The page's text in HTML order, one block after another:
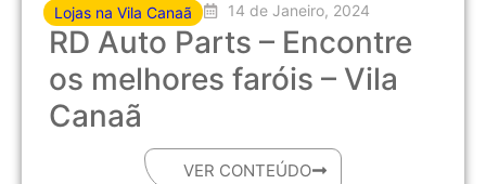
Lojas na Vila Canaã 14 de Janeiro, 2024
RD Auto Parts – Encontre
os melhores faróis – Vila
Canaã
VER CONTEÚDO